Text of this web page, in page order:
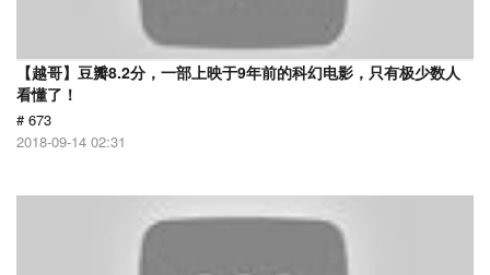
【越哥】豆瓣8.2分，一部上映于9年前的科幻电影，只有极少数人
看懂了！
# 673
2018-09-14 02:31